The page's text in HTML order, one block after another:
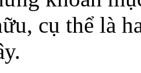
cụ thể là